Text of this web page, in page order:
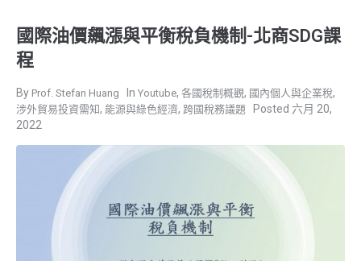
國際油價飆漲與平衡稅負機制-北商SDG課
程
Prof. Stefan Huang Youtube, 各國稅制概觀, 國內個人與企業稅,
涉外貿易投資需知, 能源與綠色經濟, 跨國稅務議題
六月 20,
2022